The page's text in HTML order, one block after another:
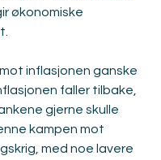
økonomiske
inflasjonen ganske
faller tilbake,
gjerne skulle
kampen mot
med noe lavere